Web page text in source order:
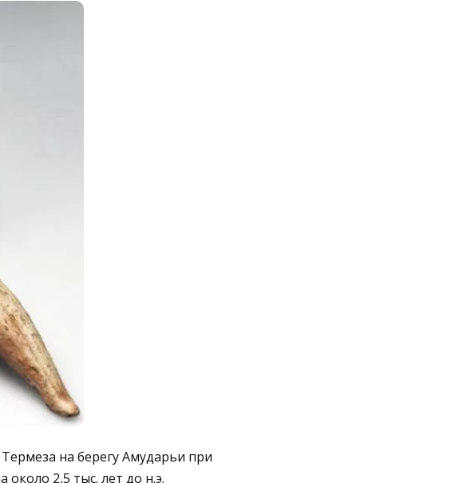
на берегу Амударьи при
2,5 тыс. лет до н.э.